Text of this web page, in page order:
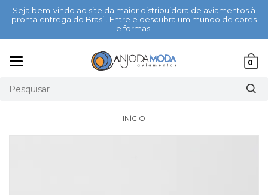
Seja bem-vindo ao site da maior distribuidora de aviamentos à
pronta entrega do Brasil. Entre e descubra um mundo de cores
e formas!
0
INÍCIO